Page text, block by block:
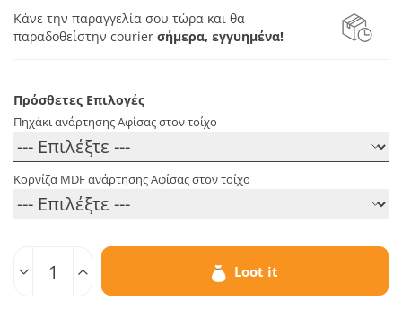
Κάνε την παραγγελία σου τώρα και θα
παραδοθείστην courier σήμερα, εγγυημένα!
Πρόσθετες Επιλογές
Πηχάκι ανάρτησης Αφίσας στον τοίχο
Κορνίζα MDF ανάρτησης Αφίσας στον τοίχο
Loot it